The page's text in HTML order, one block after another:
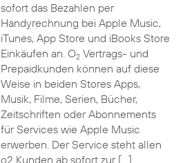
sofort das Bezahlen per
Handyrechnung bei Apple Music,
iTunes, App Store und iBooks Store
Einkäufen an. O2Vertrags- und
Prepaidkunden können auf diese
Weise in beiden Stores Apps,
Musik, Filme, Serien, Bücher,
Zeitschriften oder Abonnements
für Services wie Apple Music
erwerben. Der Service steht allen
o2 Kunden ab sofort zur […]